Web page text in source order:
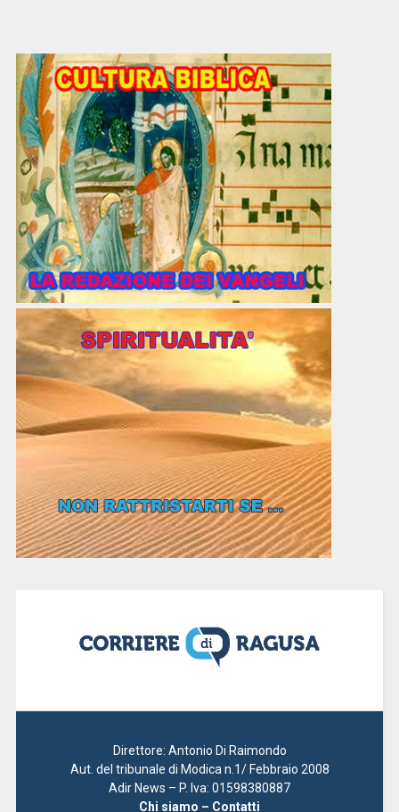
Direttore: Antonio Di Raimondo
Aut. del tribunale di Modica n.1/ Febbraio 2008
Adir News – P. Iva: 01598380887
Chi siamo – Contatti